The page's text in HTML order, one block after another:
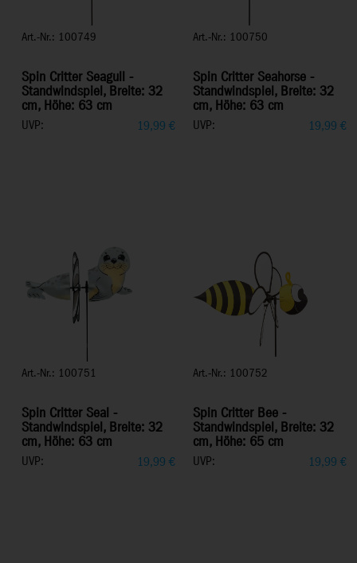
Art.-Nr.: 100749
Spin Critter Seagull -
Standwindspiel, Breite: 32
cm, Höhe: 63 cm
UVP: 19,99 €
Art.-Nr.: 100750
Spin Critter Seahorse -
Standwindspiel, Breite: 32
cm, Höhe: 63 cm
UVP: 19,99 €
Art.-Nr.: 100751
Spin Critter Seal -
Standwindspiel, Breite: 32
cm, Höhe: 63 cm
UVP: 19,99 €
Art.-Nr.: 100752
Spin Critter Bee -
Standwindspiel, Breite: 32
cm, Höhe: 65 cm
UVP: 19,99 €